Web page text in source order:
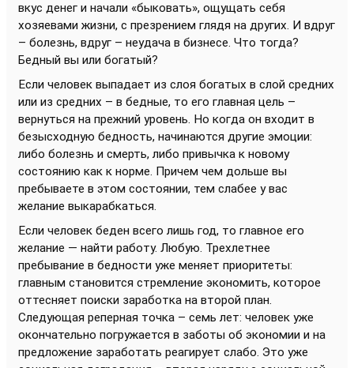
вкус денег и начали «быковать», ощущать себя
хозяевами жизни, с презрением глядя на других. И вдруг
– болезнь, вдруг – неудача в бизнесе. Что тогда?
Бедный вы или богатый?
Если человек выпадает из слоя богатых в слой средних
или из средних – в бедные, то его главная цель –
вернуться на прежний уровень. Но когда он входит в
безысходную бедность, начинаются другие эмоции:
либо болезнь и смерть, либо привычка к новому
состоянию как к норме. Причем чем дольше вы
пребываете в этом состоянии, тем слабее у вас
желание выкарабкаться.
Если человек беден всего лишь год, то главное его
желание — найти работу. Любую. Трехлетнее
пребывание в бедности уже меняет приоритеты:
главным становится стремление экономить, которое
оттесняет поиски заработка на второй план.
Следующая реперная точка – семь лет: человек уже
окончательно погружается в заботы об экономии и на
предложение заработать реагирует слабо. Это уже